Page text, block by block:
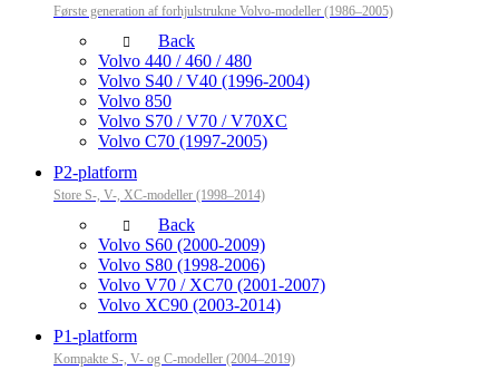
Første generation af forhjulstrukne Volvo-modeller (1986–2005)
Back
Volvo 440 / 460 / 480
Volvo S40 / V40 (1996-2004)
Volvo 850
Volvo S70 / V70 / V70XC
Volvo C70 (1997-2005)
P2-platform
Store S-, V-, XC-modeller (1998–2014)
Back
Volvo S60 (2000-2009)
Volvo S80 (1998-2006)
Volvo V70 / XC70 (2001-2007)
Volvo XC90 (2003-2014)
P1-platform
Kompakte S-, V- og C-modeller (2004–2019)